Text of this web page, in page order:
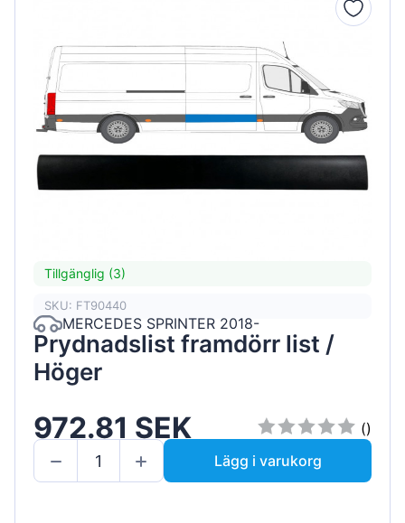
Tillgänglig (3)
SKU: FT90440
MERCEDES SPRINTER 2018-
Prydnadslist framdörr list /
Höger
972.81 SEK
()
Lägg i varukorg